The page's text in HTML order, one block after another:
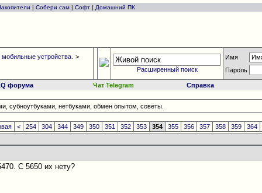
| Собери сам | Софт | Домашний ПК
устройства.
>
Расширенный поиск
Имя
Пароль
форума Чат Telegram Справка
субноутбуками, нетбуками, обмен опытом, советы.
< 254 304 344 349 350 351 352 353 354 355 356 357 358 359 364
C 5650 их нету?